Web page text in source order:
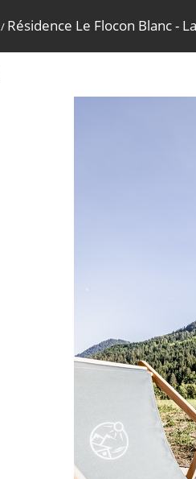
/ Résidence Le Flocon Blanc -